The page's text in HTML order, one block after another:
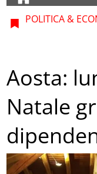
POLITICA &
Aosta:
Natale